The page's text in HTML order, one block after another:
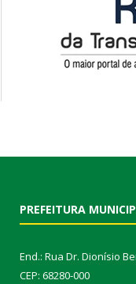
PREFEITURA
End.: Rua Dr. Dionísio
CEP: 68280-000